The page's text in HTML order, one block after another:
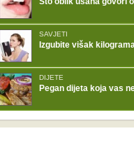
SAVJETI
Izgubite višak
DIJETE
Pegan dijeta koja vas